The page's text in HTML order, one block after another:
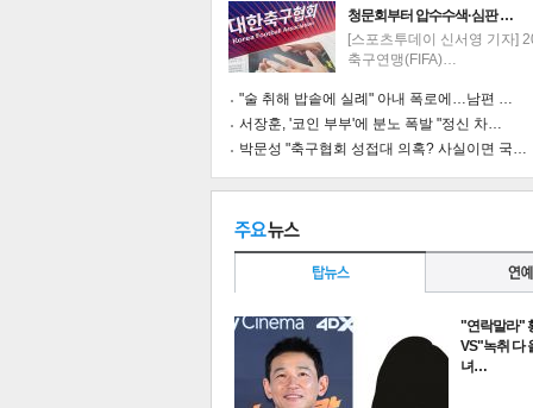
청문회부터 압수수색·심판 …
[스포츠투데이 신서영 기자]
축구연맹(FIFA)…
"술 취해 밥솥에 실례" 아내 폭로에…남편 …
서장훈, '코인 부부'에 분노 폭발 "정신 차…
박문성 "축구협회 성접대 의혹? 사실이면 국…
"연락말라"
VS"녹취 다
녀…